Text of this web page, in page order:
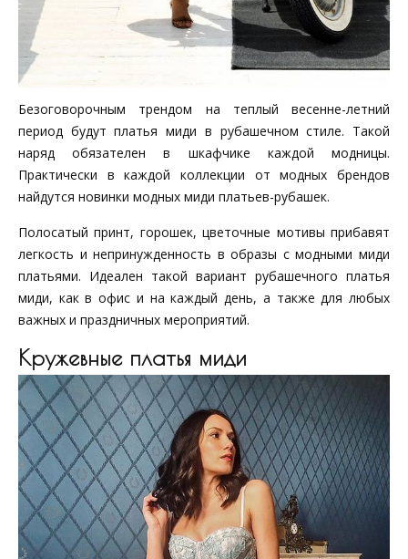
Безоговорочным трендом на теплый весенне-летний
период будут платья миди в рубашечном стиле. Такой
наряд обязателен в шкафчике каждой модницы.
Практически в каждой коллекции от модных брендов
найдутся новинки модных миди платьев-рубашек.
Полосатый принт, горошек, цветочные мотивы прибавят
легкость и непринужденность в образы с модными миди
платьями. Идеален такой вариант рубашечного платья
миди, как в офис и на каждый день, а также для любых
важных и праздничных мероприятий.
Кружевные платья миди